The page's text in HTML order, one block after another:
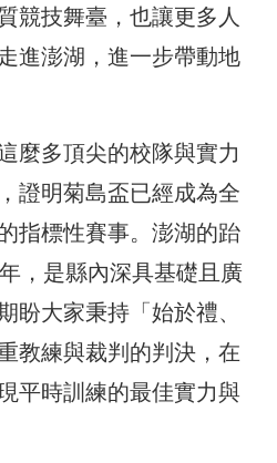
競技舞臺，也讓更多人
進澎湖，進一步帶動地
麼多頂尖的校隊與實力
證明菊島盃已經成為全
指標性賽事。澎湖的跆
，是縣內深具基礎且廣
盼大家秉持「始於禮、
教練與裁判的判決，在
平時訓練的最佳實力與